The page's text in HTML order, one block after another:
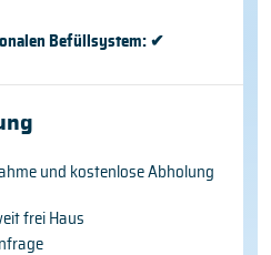
Befüllsystem: ✔
und kostenlose Abholung
frei Haus